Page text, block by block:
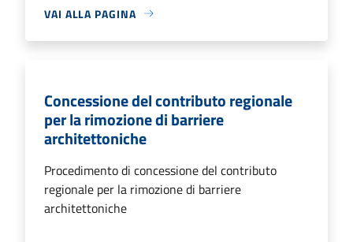
VAI ALLA PAGINA
Concessione del contributo regionale
per la rimozione di barriere
architettoniche
Procedimento di concessione del contributo
regionale per la rimozione di barriere
architettoniche